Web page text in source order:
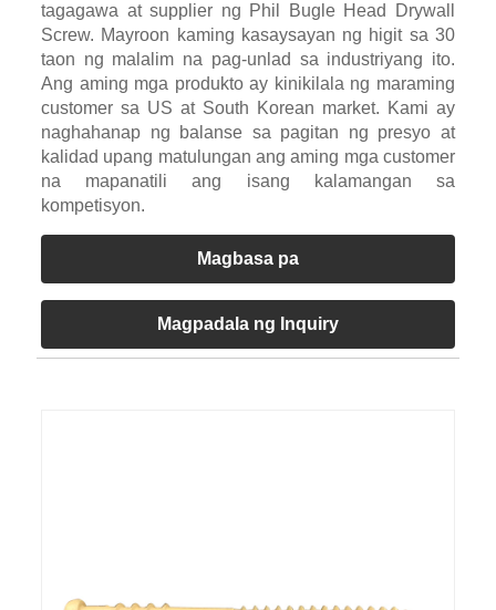
tagagawa at supplier ng Phil Bugle Head Drywall
Screw. Mayroon kaming kasaysayan ng higit sa 30
taon ng malalim na pag-unlad sa industriyang ito.
Ang aming mga produkto ay kinikilala ng maraming
customer sa US at South Korean market. Kami ay
naghahanap ng balanse sa pagitan ng presyo at
kalidad upang matulungan ang aming mga customer
na mapanatili ang isang kalamangan sa
kompetisyon.
Magbasa pa
Magpadala ng Inquiry